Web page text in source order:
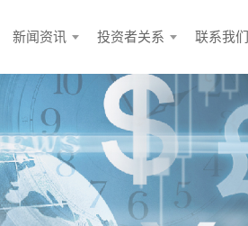
新闻资讯 投资者关系 联系我们